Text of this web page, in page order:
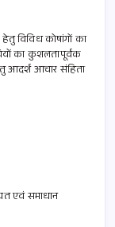
विविध कोषांगों का
का कुशलतापूर्वक
आदर्श आचार संहिता
एवं समाधान